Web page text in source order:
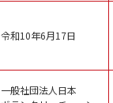
令和10年6月17日
一般社団法人日本